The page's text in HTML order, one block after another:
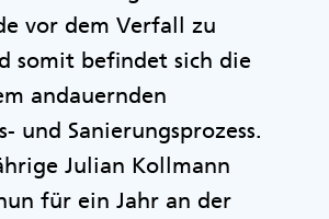
vor dem Verfall zu
somit befindet sich die
andauernden
und Sanierungsprozess.
Julian Kollmann
für ein Jahr an der